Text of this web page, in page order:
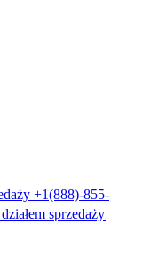
+1(888)-855-
sprzedaży​​